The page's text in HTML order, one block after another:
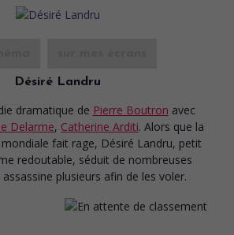
Désiré Landru
dramatique de Pierre Boutron avec
Delarme, Catherine Arditi. Alors que la
fait rage, Désiré Landru, petit
redoutable, séduit de nombreuses
plusieurs afin de les voler.